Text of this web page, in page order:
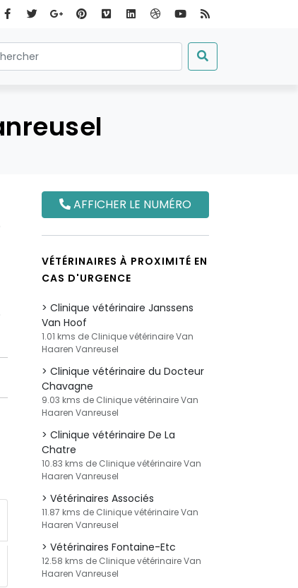
AFFICHER LE NUMÉRO
VÉTÉRINAIRES À PROXIMITÉ EN
CAS D'URGENCE
Clinique vétérinaire Janssens
Van Hoof
1.01 kms de Clinique vétérinaire Van
Haaren Vanreusel
Clinique vétérinaire du Docteur
Chavagne
9.03 kms de Clinique vétérinaire Van
Haaren Vanreusel
Clinique vétérinaire De La
Chatre
10.83 kms de Clinique vétérinaire Van
Haaren Vanreusel
Vétérinaires Associés
11.87 kms de Clinique vétérinaire Van
Haaren Vanreusel
Vétérinaires Fontaine-Etc
12.58 kms de Clinique vétérinaire Van
Haaren Vanreusel